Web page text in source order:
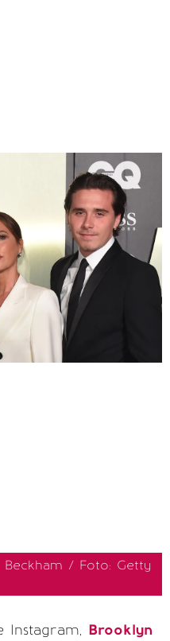
/ Foto: Getty
Instagram, Brooklyn